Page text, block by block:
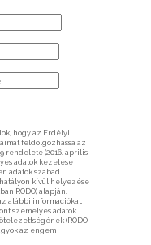
hogy az Erdélyi
feldolgozhassa az
rendelete (2016. április
adatok kezelése
adatok szabad
kívül helyezése
RODO) alapján.
alábbi információkat,
személyes adatok
(RODO
az engem